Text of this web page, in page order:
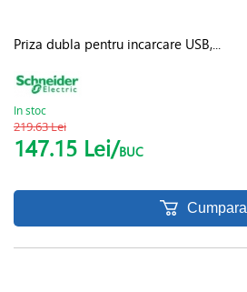
Priza dubla pentru incarcare USB,...
In stoc
219.63 Lei
147.15 Lei/BUC
Cumpara